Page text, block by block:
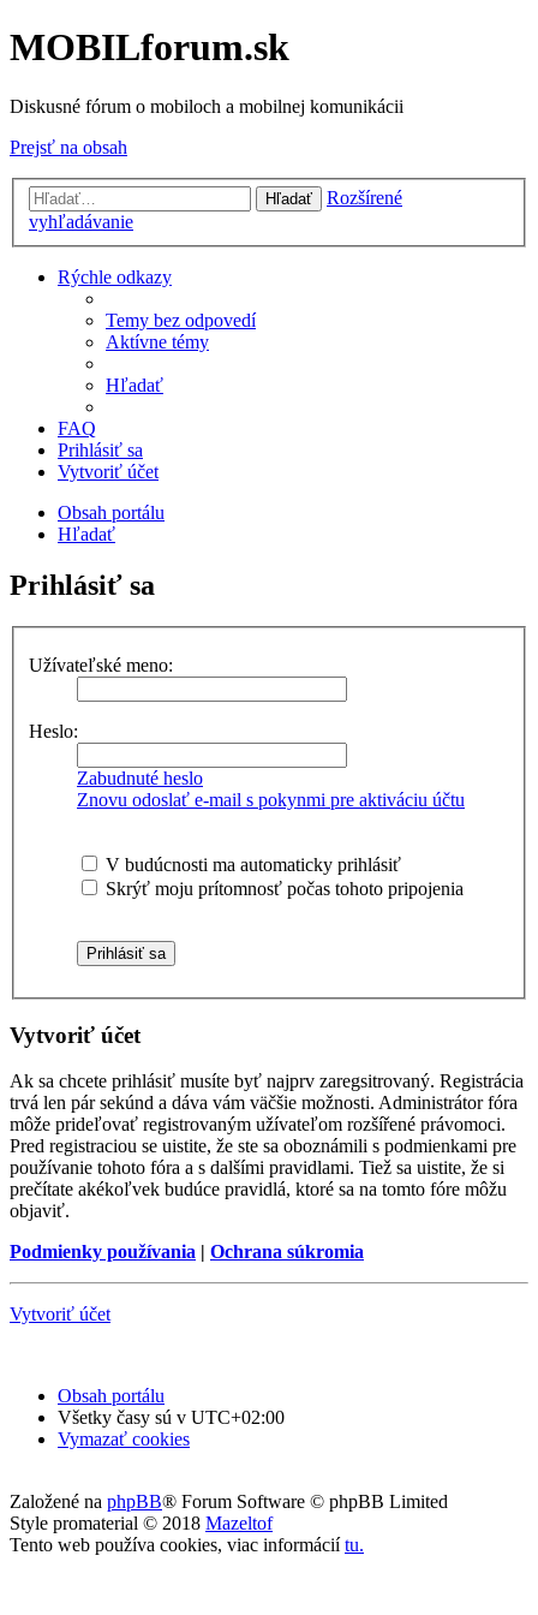
MOBILforum.sk
Diskusné fórum o mobiloch a mobilnej komunikácii
Prejsť na obsah
Hľadať
Rozšírené
vyhľadávanie
Rýchle odkazy
Temy bez odpovedí
Aktívne témy
Hľadať
FAQ
Prihlásiť sa
Vytvoriť účet
Obsah portálu
Hľadať
Prihlásiť sa
Užívateľské meno:
Heslo:
Zabudnuté heslo
Znovu odoslať e-mail s pokynmi pre aktiváciu účtu
V budúcnosti ma automaticky prihlásiť
Skrýť moju prítomnosť počas tohoto pripojenia
Vytvoriť účet
Ak sa chcete prihlásiť musíte byť najprv zaregsitrovaný. Registrácia
trvá len pár sekúnd a dáva vám väčšie možnosti. Administrátor fóra
môže prideľovať registrovaným užívateľom rozšířené právomoci.
Pred registraciou se uistite, že ste sa oboznámili s podmienkami pre
používanie tohoto fóra a s dalšími pravidlami. Tiež sa uistite, že si
prečítate akékoľvek budúce pravidlá, ktoré sa na tomto fóre môžu
objaviť.
Podmienky používania | Ochrana súkromia
Vytvoriť účet
Obsah portálu
Všetky časy sú v UTC+02:00
Vymazať cookies
Založené na phpBB® Forum Software © phpBB Limited
Style promaterial © 2018 Mazeltof
Tento web používa cookies, viac informáciítu.